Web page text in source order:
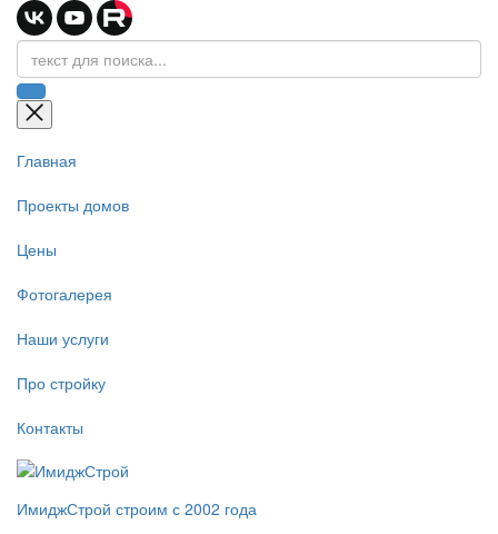
Главная
Проекты домов
Цены
Фотогалерея
Наши услуги
Про стройку
Контакты
ИмиджСтрой строим с 2002 года